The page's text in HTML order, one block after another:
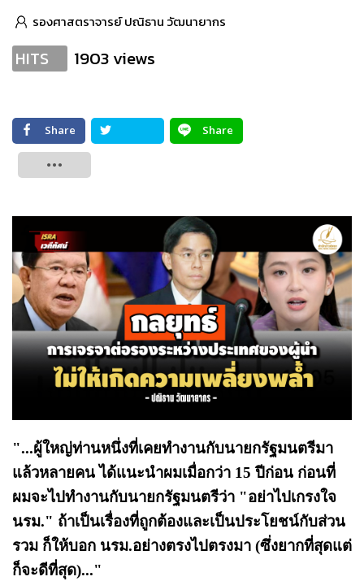
รองศาสตราจารย์ ปณิธาน วัฒนายากร
HITS 1903 views
Share
Share
"...ผู้ใหญ่ท่านหนึ่งที่เคยทำงานกับนายกรัฐมนตรีมา
แล้วหลายคน ได้แนะนำผมเมื่อกว่า 15 ปีก่อน ก่อนที่
ผมจะไปทำงานกับนายกรัฐมนตรีว่า "อย่าไปเกรงใจ
นรม." ถ้าเป็นเรื่องที่ถูกต้องและเป็นประโยชน์กับส่วน
รวม ก็ให้บอก นรม.อย่างตรงไปตรงมา (ซึ่งยากที่สุดแต่
ก็จะดีที่สุด)..."